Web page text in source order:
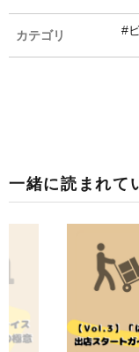
カテゴリ #
一緒に読まれて